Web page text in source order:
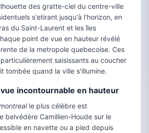
des gratte-ciel du centre-ville
s'etirant jusqu'à l'horizon, en
du Saint-Laurent et les îles
point de vue en hauteur révélé
de la metropole quebecoise. Ces
saisissants au coucher
tombée quand la ville s'illumine.
incontournable en hauteur
le plus célèbre est
belvédère Camillien-Houde sur le
en navette ou a pied depuis